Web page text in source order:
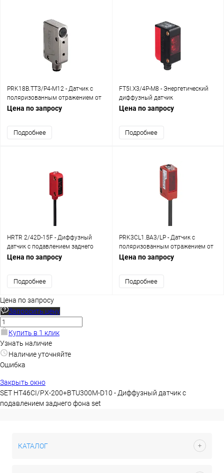
PRK18B.TT3/P4-M12 - Датчик с
поляризованным отражением от
рефлектора
Цена по запросу
Подробнее
FT5I.X3/4P-M8 - Энергетический
диффузный датчик
Цена по запросу
Подробнее
HRTR 2/42D-15F - Диффузный
датчик с подавлением заднего
фона
Цена по запросу
Подробнее
PRK3CL1.BA3/LP - Датчик с
поляризованным отражением от
рефлектора
Цена по запросу
Подробнее
Цена по запросу
Запросить цену
Купить в 1 клик
Узнать наличие
Наличие уточняйте
Ошибка
Закрыть окно
SET HT46CI/PX-200+BTU300M-D10 - Диффузный датчик с
подавлением заднего фона set
КАТАЛОГ